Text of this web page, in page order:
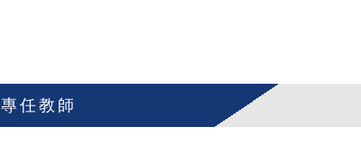
專任教師